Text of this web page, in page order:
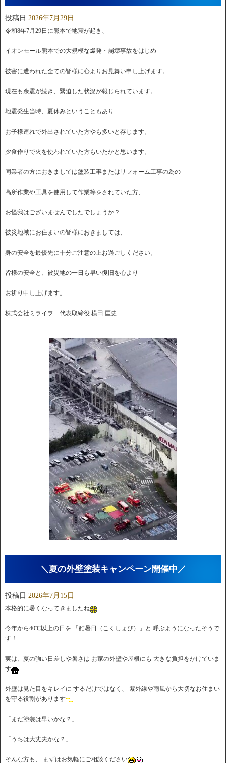
投稿日 2026年7月29日
令和8年7月29日に熊本で地震が起き、
イオンモール熊本での大規模な爆発・崩壊事故をはじめ
被害に遭われた全ての皆様に心よりお見舞い申し上げます。
現在も余震が続き、緊迫した状況が報じられています。
地震発生当時、夏休みということもあり
お子様連れで外出されていた方やも多いと存じます。
夕食作りで火を使われていた方もいたかと思います。
同業者の方におきましては塗装工事またはリフォーム工事の為の
高所作業や工具を使用して作業等をされていた方、
お怪我はございませんでしたでしょうか？
被災地域にお住まいの皆様におきましては、
身の安全を最優先に十分ご注意の上お過ごしください。
皆様の安全と、被災地の一日も早い復旧を心より
お祈り申し上げます。
株式会社ミライヲ 代表取締役 横田 匡史
＼夏の外壁塗装キャンペーン開催中／
投稿日 2026年7月15日
本格的に暑くなってきましたね
今年から40℃以上の日を 「酷暑日（こくしょび）」と 呼ぶようになったそうで
す！
実は、夏の強い日差しや暑さは お家の外壁や屋根にも 大きな負担をかけていま
す
外壁は見た目をキレイに するだけではなく、 紫外線や雨風から大切なお住まい
を守る役割があります
「まだ塗装は早いかな？」
「うちは大丈夫かな？」
そんな方も、 まずはお気軽にご相談ください